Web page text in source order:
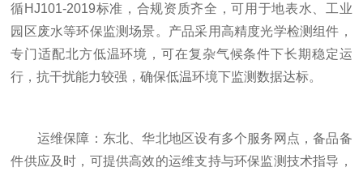
循HJ101-2019标准，合规资质齐全，可用于地表水、工业
园区废水等环保监测场景。产品采用高精度光学检测组件，
专门适配北方低温环境，可在复杂气候条件下长期稳定运
行，抗干扰能力较强，确保低温环境下监测数据达标。
运维保障：东北、华北地区设有多个服务网点，备品备
件供应及时，可提供高效的运维支持与环保监测技术指导，